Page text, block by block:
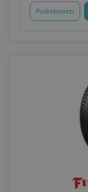
Podrobnosti